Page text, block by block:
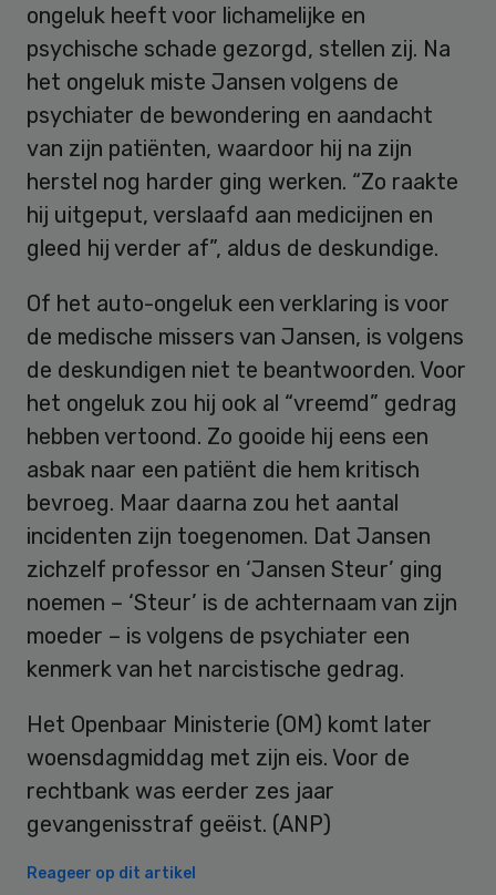
ongeluk heeft voor lichamelijke en
psychische schade gezorgd, stellen zij. Na
het ongeluk miste Jansen volgens de
psychiater de bewondering en aandacht
van zijn patiënten, waardoor hij na zijn
herstel nog harder ging werken. “Zo raakte
hij uitgeput, verslaafd aan medicijnen en
gleed hij verder af”, aldus de deskundige.
Of het auto-ongeluk een verklaring is voor
de medische missers van Jansen, is volgens
de deskundigen niet te beantwoorden. Voor
het ongeluk zou hij ook al “vreemd” gedrag
hebben vertoond. Zo gooide hij eens een
asbak naar een patiënt die hem kritisch
bevroeg. Maar daarna zou het aantal
incidenten zijn toegenomen. Dat Jansen
zichzelf professor en ‘Jansen Steur’ ging
noemen – ‘Steur’ is de achternaam van zijn
moeder – is volgens de psychiater een
kenmerk van het narcistische gedrag.
Het Openbaar Ministerie (OM) komt later
woensdagmiddag met zijn eis. Voor de
rechtbank was eerder zes jaar
gevangenisstraf geëist. (ANP)
Reageer op dit artikel